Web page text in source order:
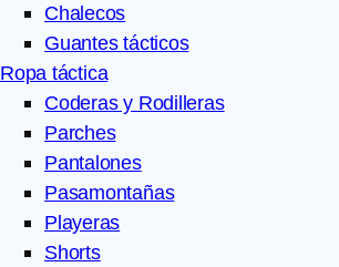
Chalecos
Guantes tácticos
Ropa táctica
Coderas y Rodilleras
Parches
Pantalones
Pasamontañas
Playeras
Shorts